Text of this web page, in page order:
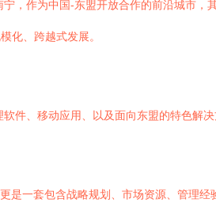
，作为中国-东盟开放合作的前沿城市，
化、跨越式发展。
件、移动应用、以及面向东盟的特色解
是一套包含战略规划、市场资源、管理